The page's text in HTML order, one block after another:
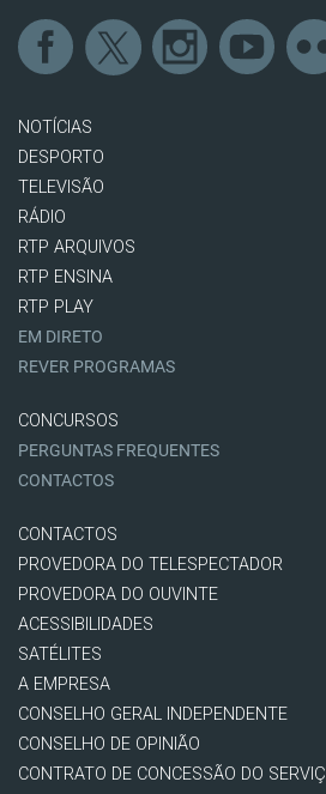
NOTÍCIAS
DESPORTO
TELEVISÃO
RÁDIO
RTP ARQUIVOS
RTP ENSINA
RTP PLAY
EM DIRETO
REVER PROGRAMAS
CONCURSOS
PERGUNTAS FREQUENTES
CONTACTOS
CONTACTOS
PROVEDORA DO TELESPECTADOR
PROVEDORA DO OUVINTE
ACESSIBILIDADES
SATÉLITES
A EMPRESA
CONSELHO GERAL INDEPENDENTE
CONSELHO DE OPINIÃO
CONTRATO DE CONCESSÃO DO